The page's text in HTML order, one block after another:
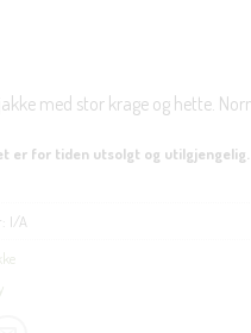
med stor krage og hette.
er for tiden utsolgt og utilgjengelig.
I/A